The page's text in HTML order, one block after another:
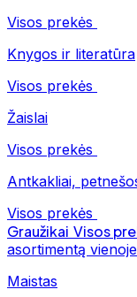
Visos prekės
Knygos ir literatūra
Visos prekės
Žaislai
Visos prekės
Antkakliai,
Visos prekės
Graužikai Visos
asortimentą
Maistas